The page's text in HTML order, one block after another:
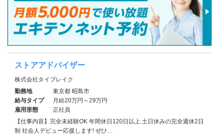
ストアアドバイザー
株式会社タイブレイク
勤務地
東京都 昭島市
給与タイプ
月給20万円～29万円
雇用形態
正社員
【仕事内容】完全未経験OK 年間休日120日以上 土日休みの完全週休2日
制 社会人デビュー応援します! ぜひ…